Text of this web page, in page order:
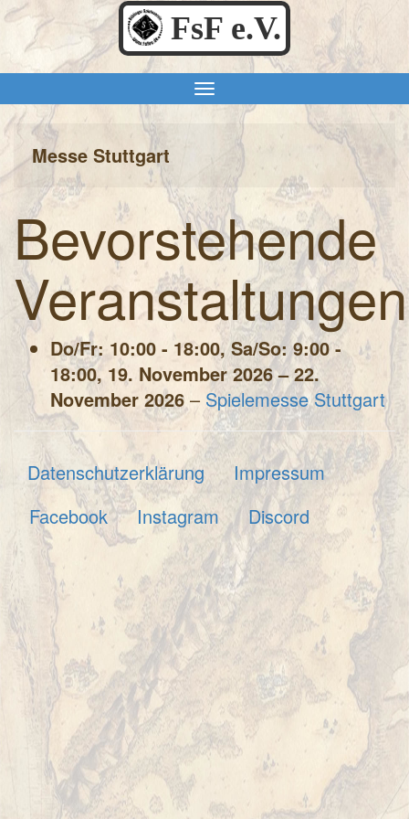
FsF e.V.
Messe Stuttgart
Bevorstehende
Veranstaltungen
Do/Fr: 10:00 - 18:00, Sa/So: 9:00 -
18:00, 19. November 2026 – 22.
November 2026 – Spielemesse Stuttgart
Datenschutzerklärung
Impressum
Facebook
Instagram Discord